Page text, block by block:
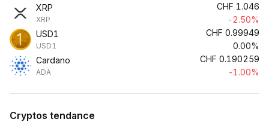
XRP
XRP
CHF 1.046
-2.50%
USD1
USD1
CHF 0.99949
0.00%
Cardano
ADA
CHF 0.190259
-1.00%
Cryptos tendance